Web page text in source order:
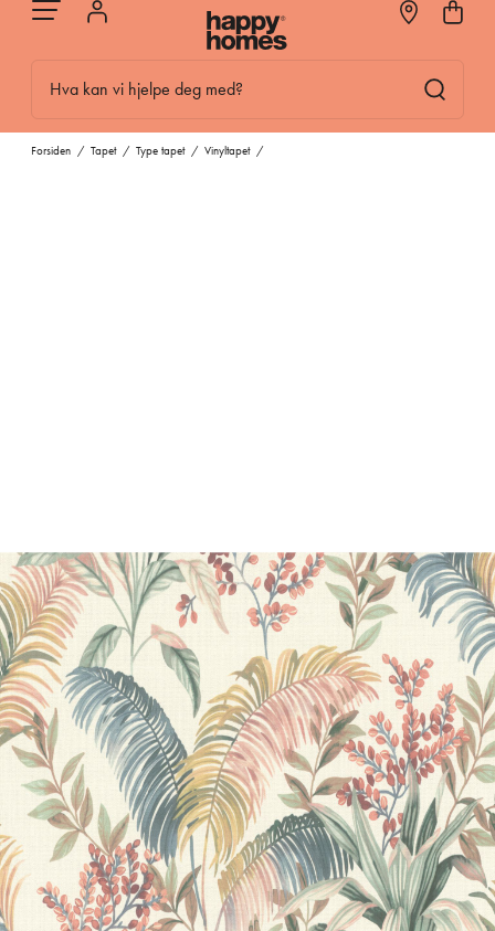
Hva kan vi hjelpe deg med?
Forsiden / Tapet / Type tapet / Vinyltapet /